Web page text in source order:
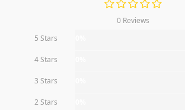
0 Reviews
5 Stars
4 Stars
3 Stars
2 Stars